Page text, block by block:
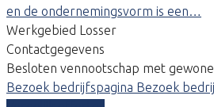
en de ondernemingsvorm is een…
Werkgebied Losser
Contactgegevens
Besloten vennootschap met
Bezoek bedrijfspagina Bezoek